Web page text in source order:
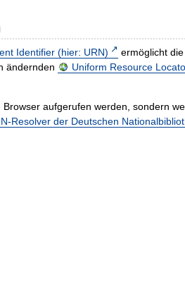
Identifier (hier: URN)
ermöglicht
ändernden
Uniform Resource
aufgerufen werden, sondern
Resolver der Deutschen